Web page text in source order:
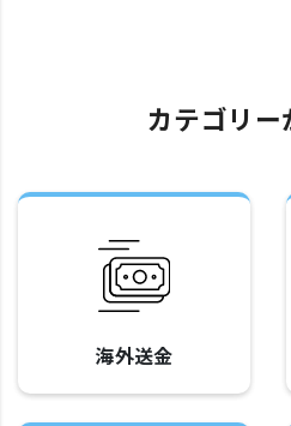
カテゴリー
海外送金